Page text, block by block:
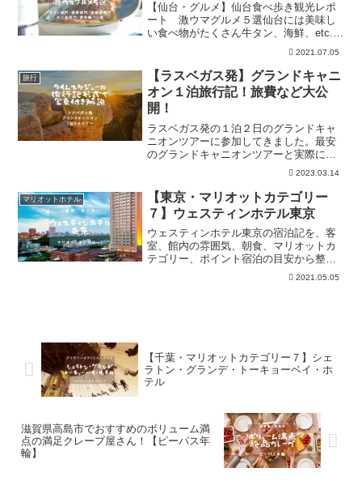
【仙台・グルメ】仙台食べ歩き観光レポ
ート 激ウマグルメ５選仙台には美味し
い食べ物がたくさん牛タン、海鮮、etc...
今回はそんな仙台の食べ歩きレポートで
のお店紹介！仙台 牛タン部門仙台の激
ウマ牛タン部門では【牛タン料理 閣
ブランドーム本店...
2021.07.05
旅行
【ラスベガス発】グランドキャニ
オン１泊旅行記！旅費など大公
開！
ラスベガス発の１泊２日のグランドキャ
ニオンツアーに参加してきました。最安
のグランドキャニオンツアーと実際に参
加したツアーをまとめています。また、
参加ツアーに関しては旅行記としてツア
ー内容を写真付きで解説しているので、
参考にしてください。
2023.03.14
マリオットホテル
【東京・マリオットカテゴリー
７】ウェスティンホテル東京
ウェスティンホテル東京の宿泊記を、客
室、館内の雰囲気、朝食、マリオットカ
テゴリー、ポイント宿泊の目安から整
理。予約前にアクセス、周辺施設、必要
2021.05.05
【千葉・マリオットカテゴリー７】シェ
ラトン・グランデ・トーキョーベイ・ホ
テル
滋賀県高島市でおすすめのボリューム満
点の満足クレープ屋さん！【ピーパス年
輪】